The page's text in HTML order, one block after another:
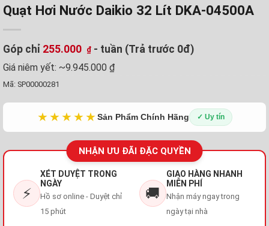
Quạt Hơi Nước Daikio 32 Lít DKA-04500A
Góp chỉ 255.000 ₫ - tuần (Trả trước 0đ)
Giá niêm yết: ~9.945.000 ₫
Mã: SP00000281
★★★★★Sản Phẩm Chính Hãng ✓ Uy tín
NHẬN ƯU ĐÃI ĐẶC QUYỀN
⚡
XÉT DUYỆT TRONG
NGÀY
Hồ sơ online - Duyệt chỉ
15 phút
🚚
GIAO HÀNG NHANH
MIỄN PHÍ
Nhận máy ngay trong
ngày tại nhà